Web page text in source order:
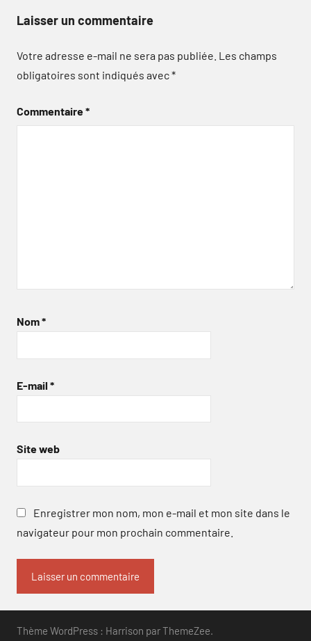
Laisser un commentaire
Votre adresse e-mail ne sera pas publiée. Les champs
obligatoires sont indiqués avec*
Commentaire*
Nom*
E-mail *
Site web
Enregistrer mon nom, mon e-mail et mon site dans le
navigateur pour mon prochain commentaire.
Thème WordPress : Harrison par ThemeZee.